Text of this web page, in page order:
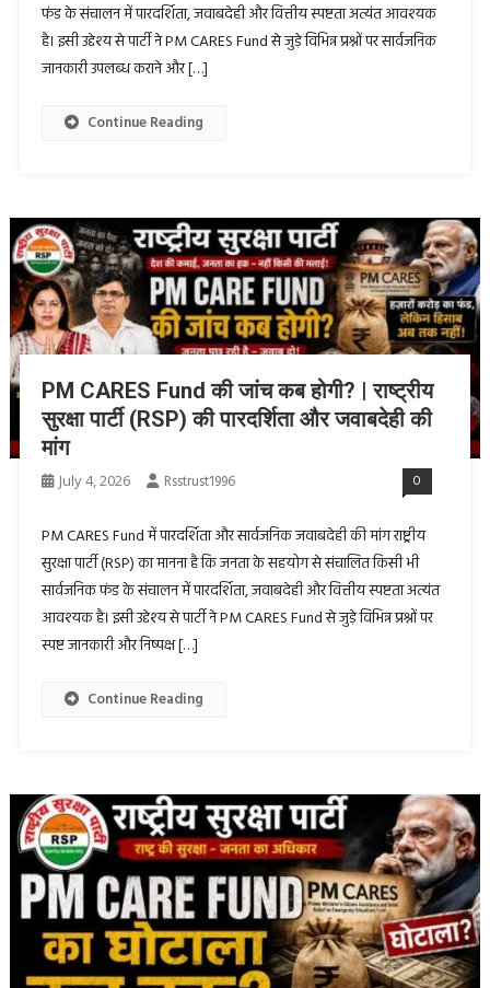
फंड के संचालन में पारदर्शिता, जवाबदेही और वित्तीय स्पष्टता अत्यंत आवश्यक
है। इसी उद्देश्य से पार्टी ने PM CARES Fund से जुड़े विभिन्न प्रश्नों पर सार्वजनिक
जानकारी उपलब्ध कराने और […]
Continue Reading
PM CARES Fund की जांच कब होगी? | राष्ट्रीय
सुरक्षा पार्टी (RSP) की पारदर्शिता और जवाबदेही की
मांग
July 4, 2026 Rsstrust1996 0
PM CARES Fund में पारदर्शिता और सार्वजनिक जवाबदेही की मांग राष्ट्रीय
सुरक्षा पार्टी (RSP) का मानना है कि जनता के सहयोग से संचालित किसी भी
सार्वजनिक फंड के संचालन में पारदर्शिता, जवाबदेही और वित्तीय स्पष्टता अत्यंत
आवश्यक है। इसी उद्देश्य से पार्टी ने PM CARES Fund से जुड़े विभिन्न प्रश्नों पर
स्पष्ट जानकारी और निष्पक्ष […]
Continue Reading